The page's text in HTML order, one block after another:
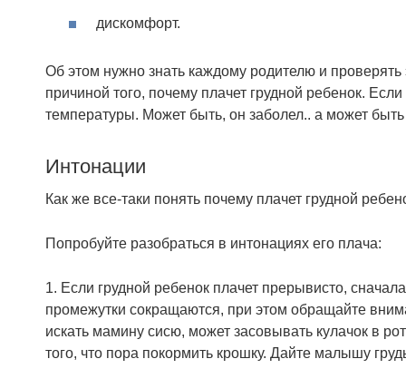
дискомфорт.
Об этом нужно знать каждому родителю и
причиной того, почему плачет грудной ребенок.
температуры. Может быть, он заболел.. а может
Интонации
Как же все-таки понять почему плачет грудной
Попробуйте разобраться в интонациях его плача:
1. Если грудной ребенок плачет прерывисто,
промежутки сокращаются, при этом обращайте
искать мамину сисю, может засовывать кулачок в
того, что пора покормить крошку. Дайте малышу